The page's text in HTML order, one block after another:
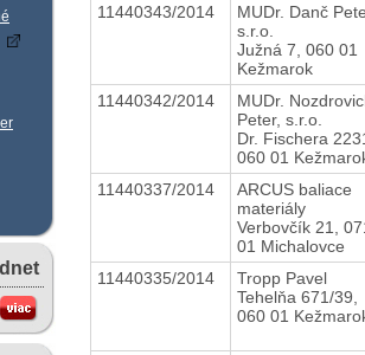
11440343/2014
MUDr. Danč
s.r.o.
Južná 7, 060 01
Kežmarok
11440342/2014
MUDr.
Peter, s.r.o.
Dr. Fischera
060 01
11440337/2014
ARCUS baliace
materiály
Verbovčík 21,
01 Michalovce
11440335/2014
Tropp Pavel
Tehelňa 671/39,
060 01